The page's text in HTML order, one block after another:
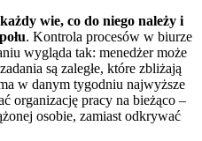
wie, co do niego należy i
. Kontrola procesów w biurze
wygląda tak: menedżer może
są zaległe, które zbliżają
w danym tygodniu najwyższe
organizację pracy na bieżąco –
osobie, zamiast odkrywać